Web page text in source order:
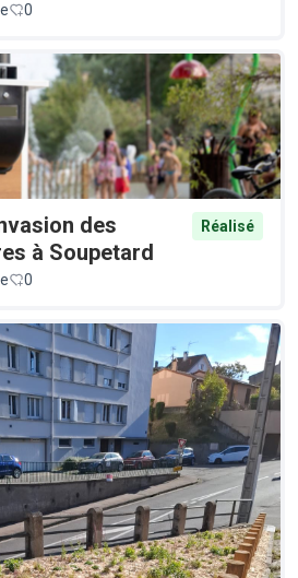
0
des
à Soupetard
Réalisé
0